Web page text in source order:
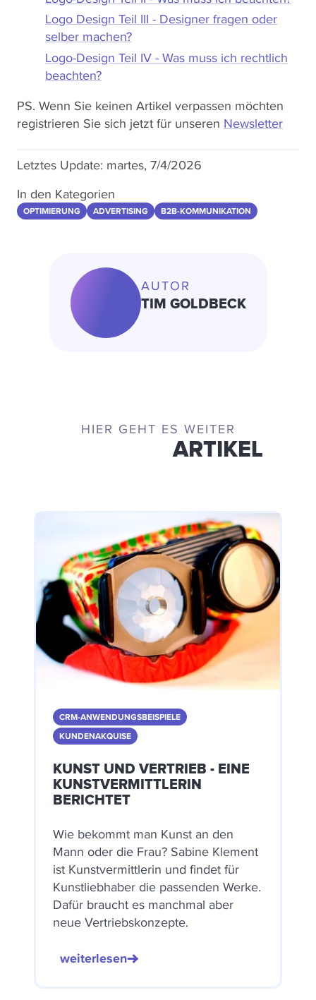
Logo Design Teil III - Designer fragen oder
selber machen?
Logo-Design Teil IV - Was muss ich rechtlich
beachten?
PS. Wenn Sie keinen Artikel verpassen möchten
registrieren Sie sich jetzt für unseren Newsletter
Letztes Update: martes, 7/4/2026
In den Kategorien
OPTIMIERUNG ADVERTISING B2B-KOMMUNIKATION
AUTOR
TIM GOLDBECK
HIER GEHT ES WEITER
ARTIKEL
CRM-ANWENDUNGSBEISPIELE
KUNDENAKQUISE
KUNST UND VERTRIEB - EINE
KUNSTVERMITTLERIN
BERICHTET
Wie bekommt man Kunst an den
Mann oder die Frau? Sabine Klement
ist Kunstvermittlerin und findet für
Kunstliebhaber die passenden Werke.
Dafür braucht es manchmal aber
neue Vertriebskonzepte.
weiterlesen